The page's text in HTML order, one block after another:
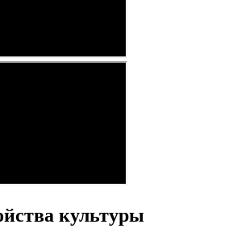
культуры